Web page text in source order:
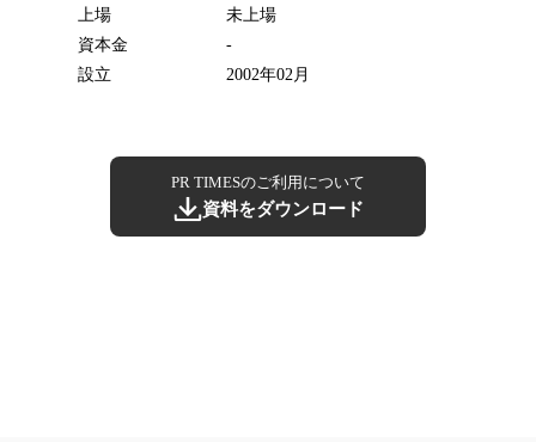
上場
未上場
資本金
-
設立
2002年02月
PR TIMESのご利用について
資料をダウンロード